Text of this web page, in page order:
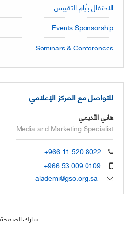
الاحتفال بأيام التقييس
Events Sponsorship
Seminars & Conferences
للتواصل مع المركز الإعلامي
هاني الأديمي
Media and Marketing Specialist
+966 11 520 8022
+966 53 009 0109
alademi@gso.org.sa
شارك الصفحة